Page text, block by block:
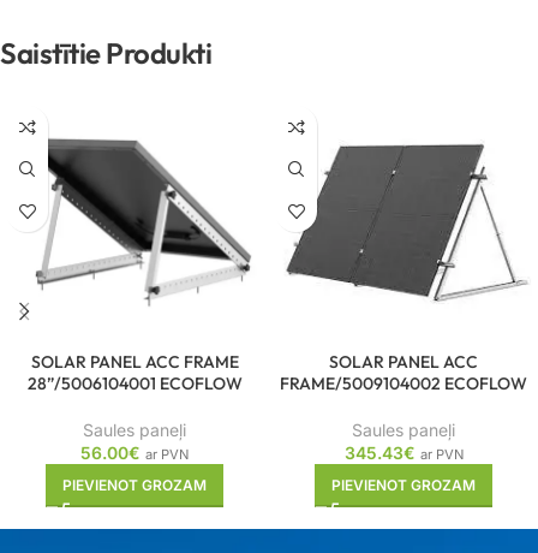
Saistītie Produkti
SOLAR PANEL ACC FRAME
28”/5006104001 ECOFLOW
Saules paneļi
56.00€ ar PVN
PIEVIENOT GROZAM
SOLAR PANEL ACC
FRAME/5009104002 ECOFLOW
Saules paneļi
345.43€ ar PVN
PIEVIENOT GROZAM